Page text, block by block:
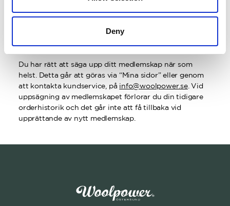
Deny
Vill du inte motta riktad
kommunikation i digitala kanaler kan du kontakta vår
Avslut av medlemskap
Du har rätt att säga upp ditt medlemskap när som
helst. Detta går att göras via “Mina sidor” eller genom
att kontakta kundservice, på info@woolpower.se. Vid
uppsägning av medlemskapet förlorar du din tidigare
orderhistorik och det går inte att få tillbaka vid
upprättande av nytt medlemskap.